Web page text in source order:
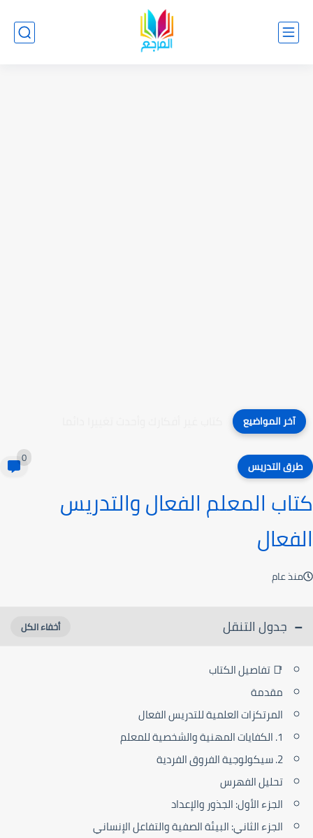
آخر المواضيع
طرق التدريس 0
كتاب المعلم الفعال والتدريس
الفعال
منذ عام
جدول التنقل
📑 تفاصيل الكتاب
مقدمة
المرتكزات العلمية للتدريس الفعال
1. الكفايات المهنية والشخصية للمعلم
2. سيكولوجية الفروق الفردية
تحليل الفهرس
الجزء الأول: الجذور والإعداد
الجزء الثاني: البيئة الصفية والتفاعل الإنساني